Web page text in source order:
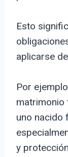
Esto
aplicarse
Por
matrimonio
uno nacido
y